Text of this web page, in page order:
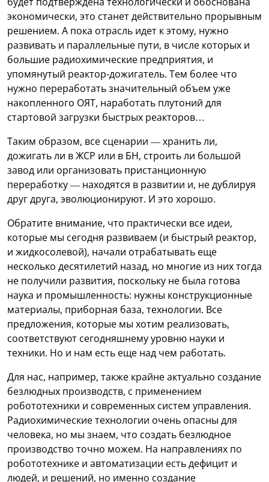
экономически, это станет действительно прорывным
решением. А пока отрасль идет к этому, нужно
развивать и параллельные пути, в числе которых и
большие радиохимические предприятия, и
упомянутый реактор-дожигатель. Тем более что
нужно переработать значительный объем уже
накопленного ОЯТ, наработать плутоний для
стартовой загрузки быстрых реакторов…
Таким образом, все сценарии — хранить ли,
дожигать ли в ЖСР или в БН, строить ли большой
завод или организовать пристанционную
переработку — находятся в развитии и, не дублируя
друг друга, эволюционируют. И это хорошо.
Обратите внимание, что практически все идеи,
которые мы сегодня развиваем (и быстрый реактор,
и жидкосолевой), начали отрабатывать еще
несколько десятилетий назад, но многие из них тогда
не получили развития, поскольку не была готова
наука и промышленность: нужны конструкционные
материалы, приборная база, технологии. Все
предложения, которые мы хотим реализовать,
соответствуют сегодняшнему уровню науки и
техники. Но и нам есть еще над чем работать.
Для нас, например, также крайне актуально создание
безлюдных производств, с применением
робототехники и современных систем управления.
Радиохимические технологии очень опасны для
человека, но мы знаем, что создать безлюдное
производство точно можем. На направлениях по
робототехнике и автоматизации есть дефицит и
людей, и решений, но именно создание